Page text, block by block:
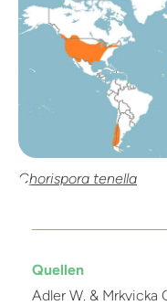
Chorispora tenella
Quellen
Adler W. & Mrkvicka